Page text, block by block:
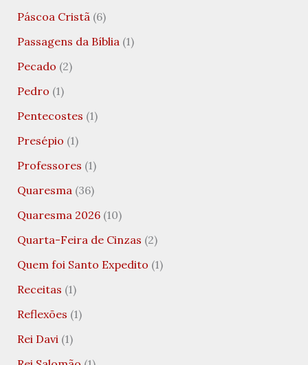
Páscoa Cristã(6)
Passagens da Bíblia(1)
Pecado (2)
Pedro (1)
Pentecostes (1)
Presépio (1)
Professores (1)
Quaresma(36)
Quaresma 2026(10)
Quarta-Feira de Cinzas (2)
Quem foi Santo Expedito (1)
Receitas (1)
Reflexões (1)
Rei Davi(1)